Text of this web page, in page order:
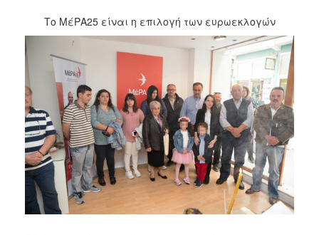
Το ΜέΡΑ25 είναι η επιλογή των ευρωεκλογών